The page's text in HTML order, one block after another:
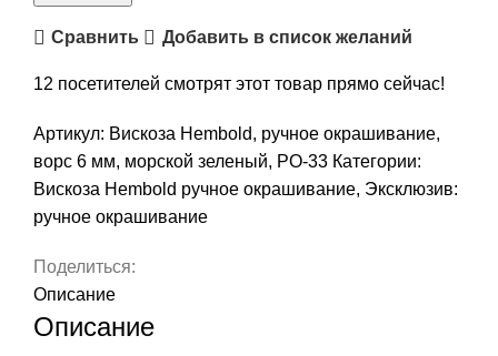
Сравнить Добавить в список желаний
12 посетителей смотрят этот товар прямо сейчас!
Артикул: Вискоза Hembold, ручное окрашивание,
ворс 6 мм, морской зеленый, РО-33 Категории:
Вискоза Hembold ручное окрашивание, Эксклюзив:
ручное окрашивание
Поделиться:
Описание
Описание